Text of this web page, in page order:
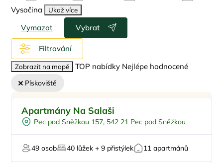
Vysočina
Ukaž více
Vymazat Vybrat
Filtrování
Zobrazit na mapě TOP nabídky Nejlépe hodnocené
Pískoviště
Pro skupiny
U lyžařského střediska
Zvířata povolena
Apartmány Na Salaši
Pec pod Sněžkou 157, 542 21 Pec pod Sněžkou
49 osob 40 lůžek + 9 přistýlek 11 apartmánů